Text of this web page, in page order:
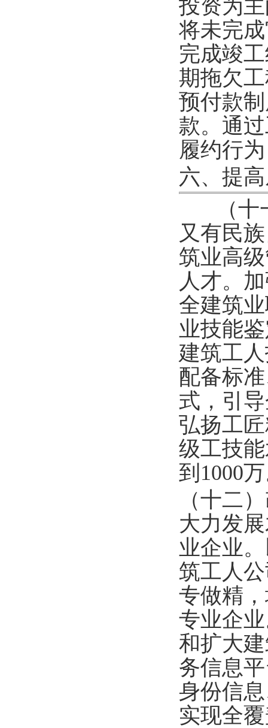
投资为
将未完
完成竣
期拖欠
预付款
款。通
履约行
六、提
（
又有民
筑业高
人才。
全建筑
业技能
建筑工
配备标
式，引
弘扬工
级工技
到1000
（十二
大力发
业企业
筑工人
专做精
专业企
和扩大
务信息
身份信
实现全